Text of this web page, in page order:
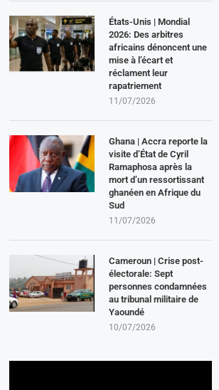
États-Unis | Mondial
2026: Des arbitres
africains dénoncent une
mise à l’écart et
réclament leur
rapatriement
11/07/2026
Ghana | Accra reporte la
visite d’État de Cyril
Ramaphosa après la
mort d’un ressortissant
ghanéen en Afrique du
Sud
11/07/2026
Cameroun | Crise post-
électorale: Sept
personnes condamnées
au tribunal militaire de
Yaoundé
10/07/2026